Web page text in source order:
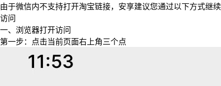
由于微信内不支持打开淘宝链接，安享建议您通过以下方式继续
访问
一、浏览器打开访问
第一步：点击当前页面右上角三个点